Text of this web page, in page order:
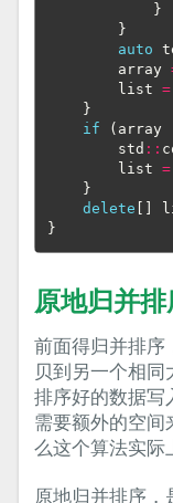
}
}
auto
array
list
=
}
if
( array
std ::
list
=
}
delete
}
原地归并排
前面得归并排序
贝到另一个相
排序好的数据写
需要额外的空间
么这个算法实际
原地归并排序，